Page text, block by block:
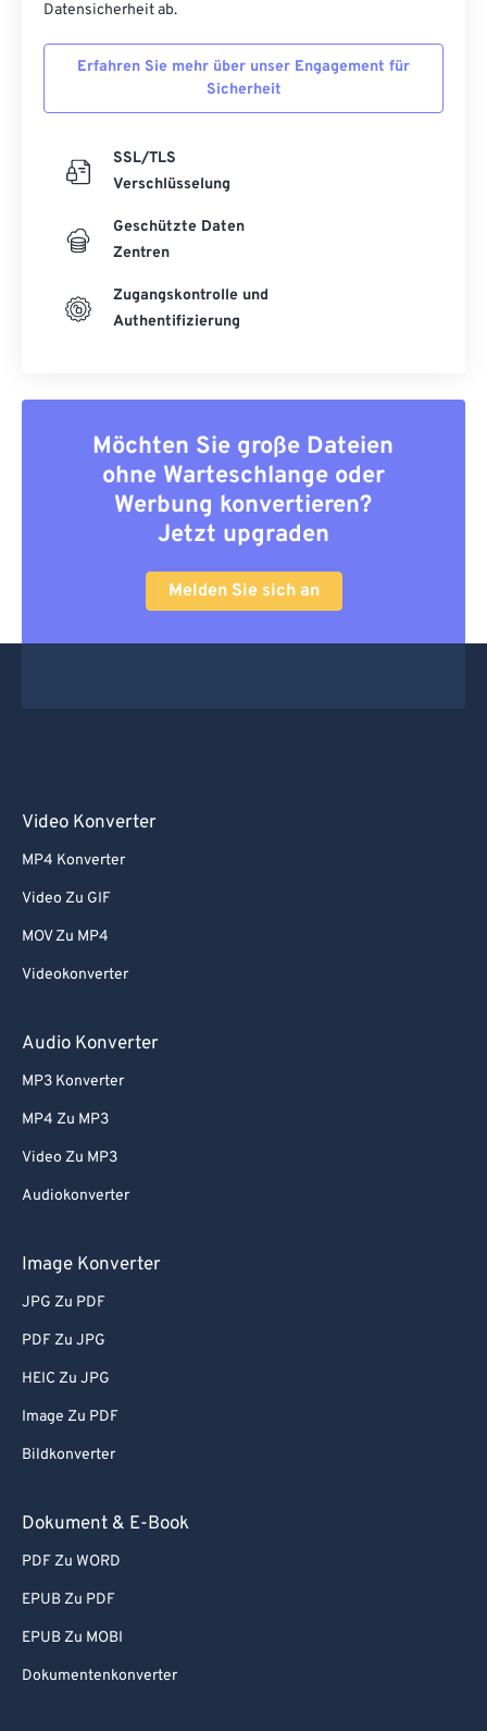
Datensicherheit ab.
Erfahren Sie mehr über unser Engagement für
Sicherheit
SSL/TLS
Verschlüsselung
Geschützte Daten
Zentren
Zugangskontrolle und
Authentifizierung
Möchten Sie große Dateien
ohne Warteschlange oder
Werbung konvertieren?
Jetzt upgraden
Melden Sie sich an
Video Konverter
MP4 Konverter
Video Zu GIF
MOV Zu MP4
Videokonverter
Audio Konverter
MP3 Konverter
MP4 Zu MP3
Video Zu MP3
Audiokonverter
Image Konverter
JPG Zu PDF
PDF Zu JPG
HEIC Zu JPG
Image Zu PDF
Bildkonverter
Dokument & E-Book
PDF Zu WORD
EPUB Zu PDF
EPUB Zu MOBI
Dokumentenkonverter